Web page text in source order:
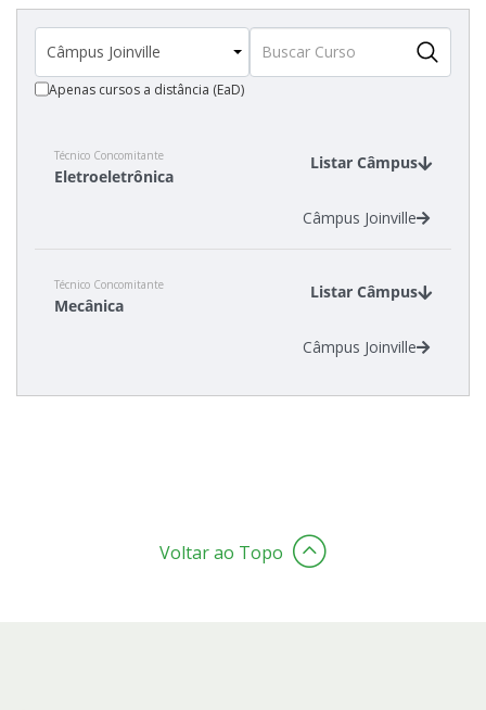
Transferências e Retornos
Vagas em Regime Especial
Provas e Gabaritos
Estatísticas dos Processos Seletivos
Cadastro de interesse
Apenas cursos a distância (EaD)
Técnico Concomitante
Eletroeletrônica
Listar Câmpus
Câmpus Joinville
Técnico Concomitante
Mecânica
Listar Câmpus
Câmpus Joinville
Voltar ao Topo